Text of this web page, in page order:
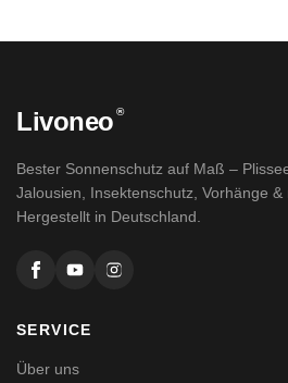
Livoneo ®
Bester Sonnenschutz auf Maß –
Jalousien, Insektenschutz, Vorhänge &
Hergestellt in Deutschland.
SERVICE
Über uns